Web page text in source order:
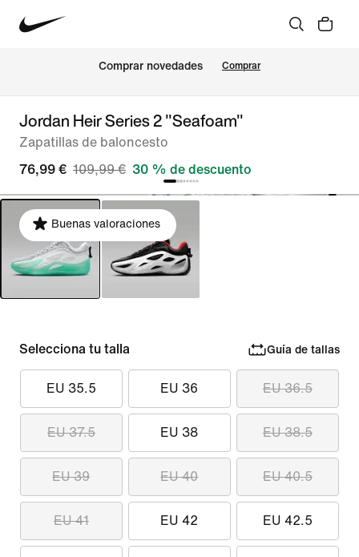
Comprar novedades Comprar
Jordan Heir Series 2 "Seafoam"
Zapatillas de baloncesto
76,99 € 109,99 € 30 % de descuento
Buenas valoraciones
Selecciona tu talla Guía de tallas
EU 35.5 EU 36 EU 36.5
EU 37.5 EU 38 EU 38.5
EU 39 EU 40 EU 40.5
EU 41 EU 42 EU 42.5